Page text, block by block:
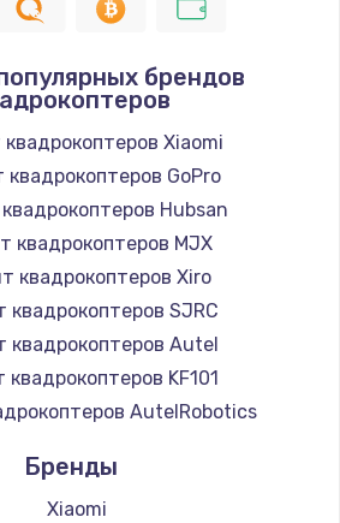
брендов
Xiaomi
квадрокоптеров GoPro
Hubsan
квадрокоптеров MJX
квадрокоптеров Xiro
квадрокоптеров SJRC
квадрокоптеров Autel
квадрокоптеров KF101
AutelRobotics
Бренды
Xiaomi